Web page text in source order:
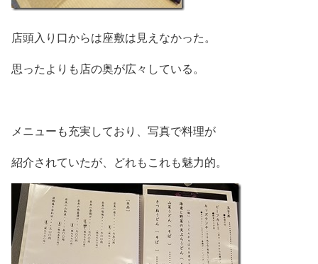
店頭入り口からは座敷は見えなかった。
思ったよりも店の奥が広々している。
メニューも充実しており、写真で料理が
紹介されていたが、どれもこれも魅力的。